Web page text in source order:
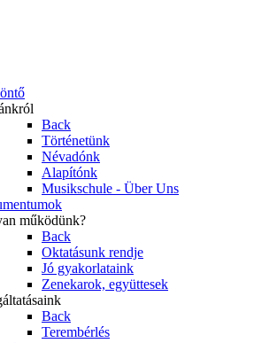
Back
Történetünk
Névadónk
Alapítónk
Musikschule - Über Uns
működünk?
Back
Oktatásunk rendje
Jó gyakorlataink
Zenekarok, együttesek
Back
Terembérlés